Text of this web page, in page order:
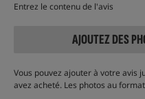
Entrez le contenu de l'avis
AJOUTEZ DES
Vous pouvez ajouter à votre avis
avez acheté. Les photos au